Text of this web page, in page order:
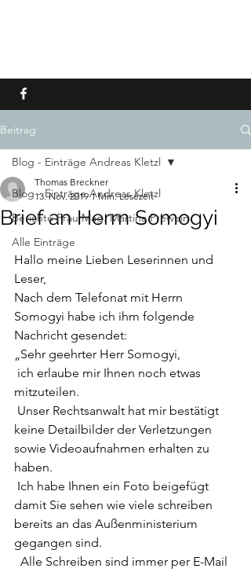
Beitrag
Blog - Einträge Andreas Kletzl
Berichte Frau Mag. Martina Prewein
Alle Einträge
Blog - Einträge Andreas Kletzl
Brief an Herrn Somogyi
Thomas Breckner
13. Nov. 2019 1 Min. Lesezeit
Hallo meine Lieben Leserinnen und
Leser,
Nach dem Telefonat mit Herrn
Somogyi habe ich ihm folgende
Nachricht gesendet:
„Sehr geehrter Herr Somogyi,
mitzuteilen.
keine Detailbilder der Verletzungen
sowie Videoaufnahmen erhalten zu
haben.
damit Sie sehen wie viele schreiben
bereits an das Außenministerium
gegangen sind.